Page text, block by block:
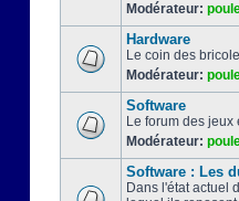
Modérateur:
Hardware
Le coin des
Modérateur:
Software
Le forum des jeux
Modérateur:
Software : Les
Dans l'état actuel